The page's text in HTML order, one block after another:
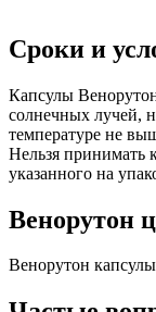
Сроки и
Капсулы
солнечных лучей,
температуре не
Нельзя принимать
указанного на
Венорутон
Венорутон